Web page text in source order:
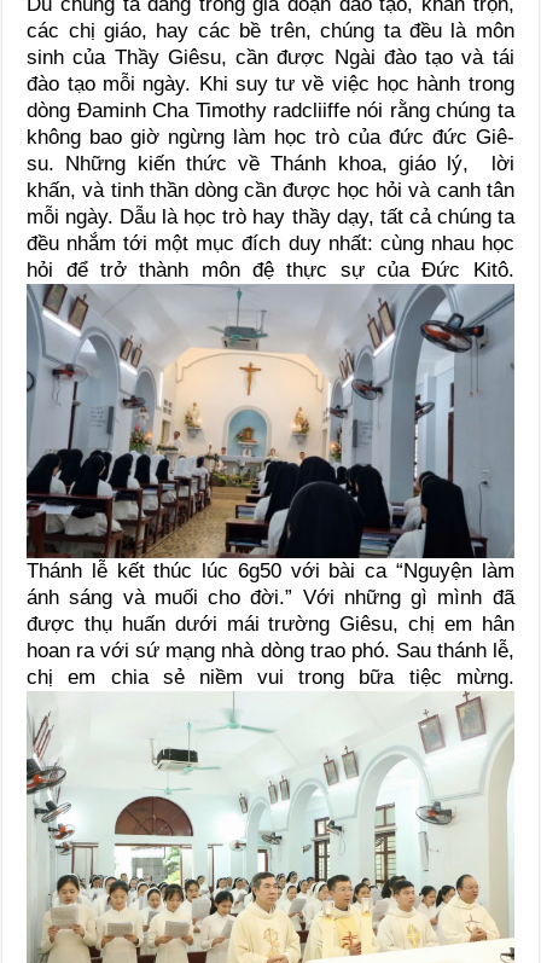
các chị giáo, hay các bề trên, chúng ta đều là môn
sinh của Thầy Giêsu, cần được Ngài đào tạo và tái
đào tạo mỗi ngày. Khi suy tư về việc học hành trong
dòng Đaminh Cha Timothy radcliiffe nói rằng chúng ta
không bao giờ ngừng làm học trò của đức đức Giê-
su. Những kiến thức về Thánh khoa, giáo lý, lời
khấn, và tinh thần dòng cần được học hỏi và canh tân
mỗi ngày. Dẫu là học trò hay thầy dạy, tất cả chúng ta
đều nhắm tới một mục đích duy nhất: cùng nhau học
hỏi để trở thành môn đệ thực sự của Đức Kitô.
Thánh lễ kết thúc lúc 6g50 với bài ca “Nguyện làm
ánh sáng và muối cho đời.” Với những gì mình đã
được thụ huấn dưới mái trường Giêsu, chị em hân
hoan ra với sứ mạng nhà dòng trao phó. Sau thánh lễ,
chị em chia sẻ niềm vui trong bữa tiệc mừng.